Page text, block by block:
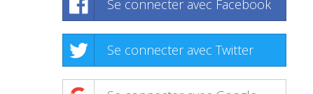
Se connecter avec Facebook
Se connecter avec Twitter